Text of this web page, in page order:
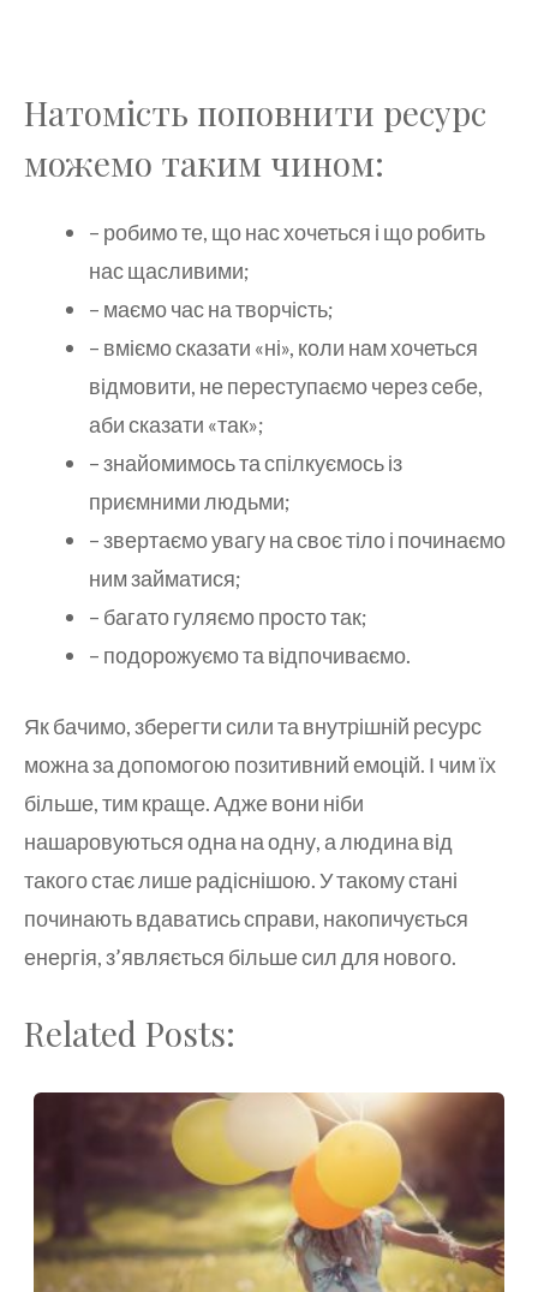
Натомість поповнити ресурс
можемо таким чином:
– робимо те, що нас хочеться і що робить
нас щасливими;
– маємо час на творчість;
– вміємо сказати «ні», коли нам хочеться
відмовити, не переступаємо через себе,
аби сказати «так»;
– знайомимось та спілкуємось із
приємними людьми;
– звертаємо увагу на своє тіло і починаємо
ним займатися;
– багато гуляємо просто так;
– подорожуємо та відпочиваємо.
Як бачимо, зберегти сили та внутрішній ресурс
можна за допомогою позитивний емоцій. І чим їх
більше, тим краще. Адже вони ніби
нашаровуються одна на одну, а людина від
такого стає лише радіснішою. У такому стані
починають вдаватись справи, накопичується
енергія, з’являється більше сил для нового.
Related Posts: